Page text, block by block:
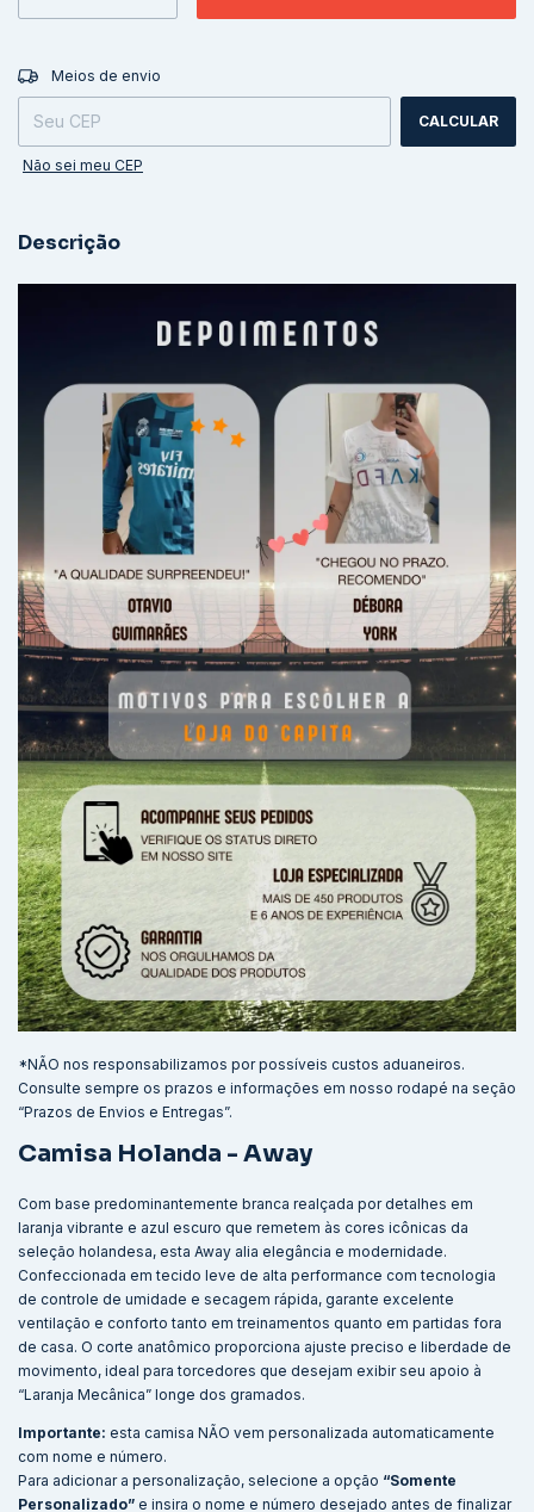
Entregas para o CEP:
Meios de envio
CALCULAR
Não sei meu CEP
Descrição
*NÃO nos responsabilizamos por possíveis custos aduaneiros.
Consulte sempre os prazos e informações em nosso rodapé na seção
“Prazos de Envios e Entregas”.
Camisa Holanda - Away
Com base predominantemente branca realçada por detalhes em
laranja vibrante e azul escuro que remetem às cores icônicas da
seleção holandesa, esta Away alia elegância e modernidade.
Confeccionada em tecido leve de alta performance com tecnologia
de controle de umidade e secagem rápida, garante excelente
ventilação e conforto tanto em treinamentos quanto em partidas fora
de casa. O corte anatômico proporciona ajuste preciso e liberdade de
movimento, ideal para torcedores que desejam exibir seu apoio à
“Laranja Mecânica” longe dos gramados.
Importante: esta camisa NÃO vem personalizada automaticamente
com nome e número.
Para adicionar a personalização, selecione a opção “Somente
Personalizado” e insira o nome e número desejado antes de finalizar